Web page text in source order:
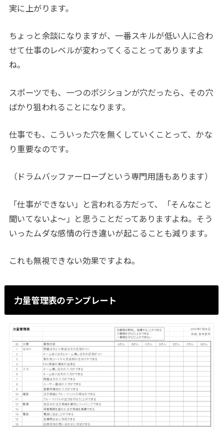
実に上がります。
ちょっと余談になりますが、一番スキルが低い人に合わ
せて仕事のレベルが変わってくることってありますよ
ね。
スポーツでも、一つのポジションが穴だったら、その穴
ばかり狙われることになります。
仕事でも、こういった穴を無くしていくことって、かな
り重要なのです。
（ドラムバッファーロープという専門用語もあります）
「仕事ができない」と言われる方だって、「そんなこと
聞いてないよ～」と思うことだってありますよね。そう
いったムダな感情の行き違いが起こることも減ります。
これも無視できない効果ですよね。
力量管理表のテンプレート